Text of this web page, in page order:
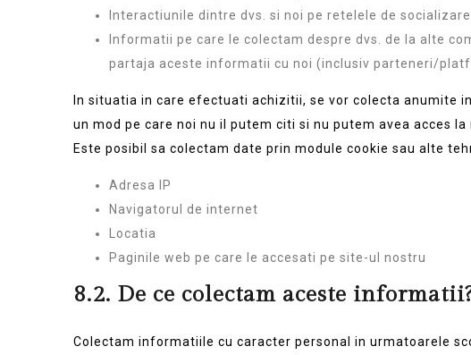
Interactiunile dintre dvs. si noi pe retelele de
Informatii pe care le colectam despre dvs. de la alte
partaja aceste informatii cu noi (inclusiv parteneri/
In situatia in care efectuati achizitii, se vor colecta anumite
un mod pe care noi nu il putem citi si nu putem avea acces
Este posibil sa colectam date prin module cookie sau alte
Adresa IP
Navigatorul de internet
Locatia
Paginile web pe care le accesati pe site-ul nostru
8.2. De ce colectam aceste
Colectam informatiile cu caracter personal in urmatoarele